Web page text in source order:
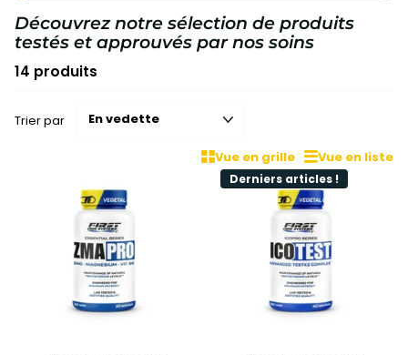
Découvrez notre sélection de produits
testés et approuvés par nos soins
14 produits
Vue en grille Vue en liste
Trier par
Derniers articles !